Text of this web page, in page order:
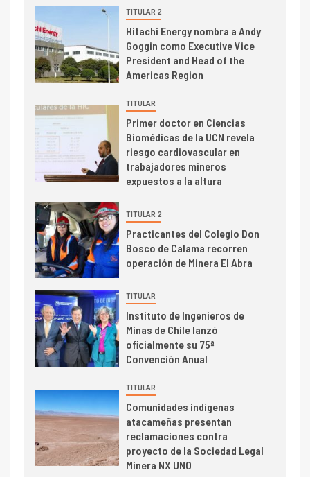
de San Antonio
2
I+D
Producción minera en mayo de
2026 cae 10,6%
3
PIB minero impacta el
crecimiento regional: Banco
Central reporta resultados
dispares en el primer
4
Informe bimensual de
Cochilco: precio del cobre
alcanza máximos por escasez
de concentrados
5
Estudio revela cómo el precio
del cobre y educación superior
se relacionan en zonas
mineras
BHP proyecta producción de
cobre cercana a 2 millones de
toneladas tras récord en
Escondida
7 I+D
TITULAR 2
Hitachi Energy nombra a Andy
Goggin como Executive Vice
President and Head of the
Americas Region
TITULAR
Primer doctor en Ciencias
Biomédicas de la UCN revela
riesgo cardiovascular en
trabajadores mineros
expuestos a la altura
TITULAR 2
Practicantes del Colegio Don
Bosco de Calama recorren
operación de Minera El Abra
TITULAR
Instituto de Ingenieros de
Minas de Chile lanzó
oficialmente su 75ª
Convención Anual
TITULAR
Comunidades indígenas
atacameñas presentan
reclamaciones contra
proyecto de la Sociedad Legal
Minera NX UNO